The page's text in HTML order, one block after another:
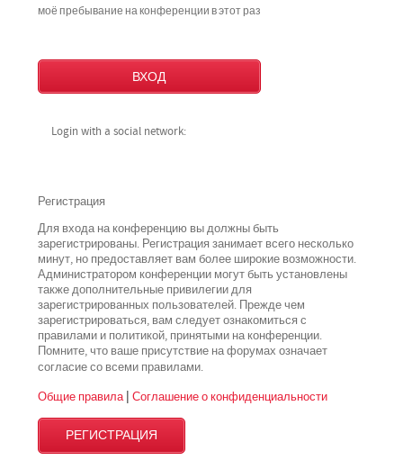
моё пребывание на конференции в этот раз
Login with a social network:
Регистрация
Для входа на конференцию вы должны быть
зарегистрированы. Регистрация занимает всего несколько
минут, но предоставляет вам более широкие возможности.
Администратором конференции могут быть установлены
также дополнительные привилегии для
зарегистрированных пользователей. Прежде чем
зарегистрироваться, вам следует ознакомиться с
правилами и политикой, принятыми на конференции.
Помните, что ваше присутствие на форумах означает
согласие со всемиправилами.
Общие правила| Соглашение о конфиденциальности
РЕГИСТРАЦИЯ